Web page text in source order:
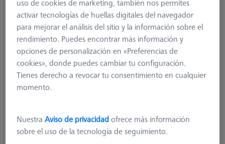
uso de cookies de marketing, también nos permites
activar tecnologías de huellas digitales del navegador
para mejorar el análisis del sitio y la información sobre el
rendimiento. Puedes encontrar más información y
opciones de personalización en «Preferencias de
cookies», donde puedes cambiar tu configuración.
Tienes derecho a revocar tu consentimiento en cualquier
momento.
NuestraAviso de privacidadofrece más información
sobre el uso de la tecnología de seguimiento.